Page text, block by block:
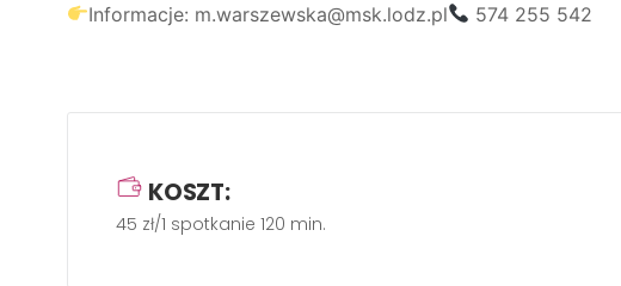
Informacje: m.warszewska@msk.lodz.pl
574 255 542
KOSZT:
45 zł/1 spotkanie 120 min.